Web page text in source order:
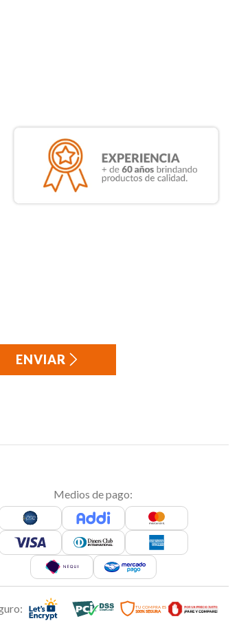
ENVIAR
Medios de pago: